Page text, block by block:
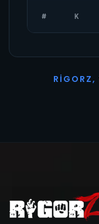
# K
R I G O R Z,